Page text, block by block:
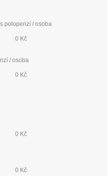
polopenzí / osoba
0 Kč
/ osoba
0 Kč
0 Kč
0 Kč